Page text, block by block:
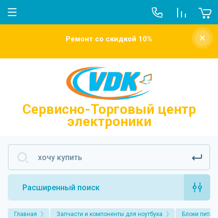
О компании
Новости
Напишите нам
Ремонт со скидкой 10%
Сервисно-Торговый центр
электроники
Расширенный поиск
Главная Запчасти и компоненты для ноутбука Блоки